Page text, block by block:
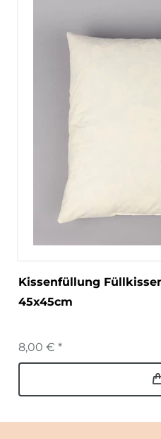
Kissenfüllung
45x45cm
8,00 € *